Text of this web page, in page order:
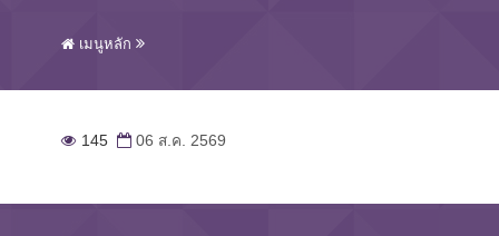
เมนูหลัก
145 06 ส.ค. 2569